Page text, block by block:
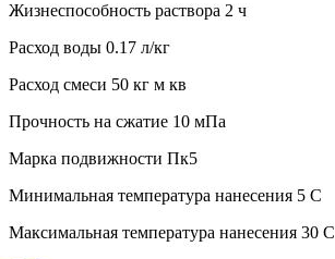
Жизнеспособность раствора 2 ч
Расход воды 0.17 л/кг
Расход смеси 50 кг м кв
Прочность на сжатие 10 мПа
Марка подвижности Пк5
Минимальная температура нанесения 5 C
Максимальная температура нанесения 30 C